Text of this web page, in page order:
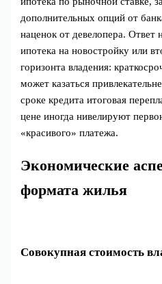
дополнительных опций от
наценок от девелопера. Ответ
ипотека на новостройку или
горизонта владения:
может казаться
сроке кредита итоговая
цене иногда нивелируют
«красивого» платежа.
Экономические
формата жилья
Совокупная стоимость